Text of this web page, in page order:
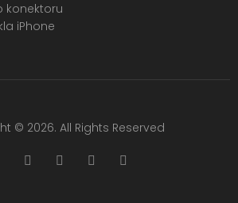
konektoru
iPhone
© 2026. All Rights Reserved